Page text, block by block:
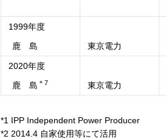
1999年度
鹿 島
東京電力
2020年度
鹿 島 ＊7 東京電力
*1 IPP Independent Power Producer
*2 2014.4 自家使用等にて活用